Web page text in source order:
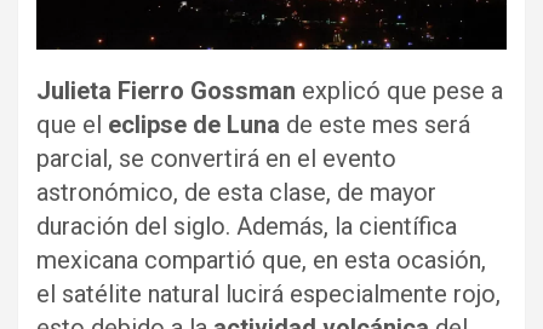
Julieta Fierro Gossman explicó que pese a
que el eclipse de Luna de este mes será
parcial, se convertirá en el evento
astronómico, de esta clase, de mayor
duración del siglo. Además, la científica
mexicana compartió que, en esta ocasión,
el satélite natural lucirá especialmente rojo,